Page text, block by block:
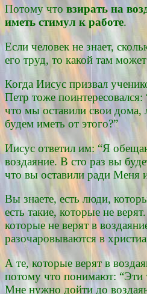
Потому что взирать на
иметь стимул к работе.
Если человек не знает,
его труд, то какой там
Когда Иисус призвал
Петр тоже поинтересовался:
что мы оставили свои дома,
будем иметь от этого?”
Иисус ответил им: “Я
воздаяние. В сто раз вы
что вы оставили ради Меня
Вы знаете, есть люди,
есть такие, которые не
которые не верят в
разочаровываются в
А те, которые верят в
потому что понимают:
Мне нужно дойти до